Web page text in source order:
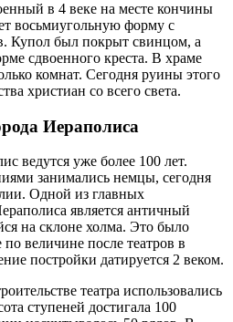
в 4 веке на месте кончины
восьмиугольную форму с
Купол был покрыт свинцом, а
сдвоенного креста. В храме
комнат. Сегодня руины этого
христиан со всего света.
Иераполиса
ведутся уже более 100 лет.
занимались немцы, сегодня
Одной из главных
является античный
на склоне холма. Это было
по величине после театров в
постройки датируется 2 веком.
театра использовались
ступеней достигала 100